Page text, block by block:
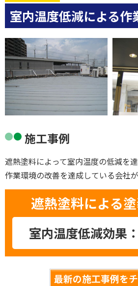
室内温度低減による作
施工事例
遮熱塗料によって室内温度の低減を
作業環境の改善を達成している会社が
遮熱塗料による
室内温度低減効
最新の施工事例を